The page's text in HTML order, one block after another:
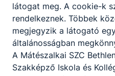
látogat meg. A cookie-k
rendelkeznek. Többek
megjegyzik a látogató
általánosságban
A Mátészalkai SZC
Szakképző Iskola és